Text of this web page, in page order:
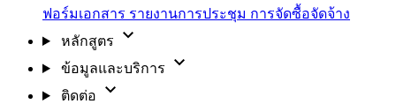
ฟอร์มเอกสาร รายงานการประชุม การจัดซื้อจัดจ้าง
หลักสูตร
expand_more
ข้อมูลและบริการ expand_more
ติดต่อ expand_more